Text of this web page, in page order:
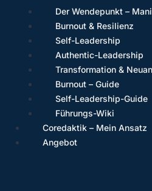
Der Wendepunkt –
Burnout & Resilienz
Self-Leadership
Authentic-Leadership
Transformation &
Burnout – Guide
Self-Leadership-Guide
Führungs-Wiki
Coredaktik – Mein Ansatz
Angebot